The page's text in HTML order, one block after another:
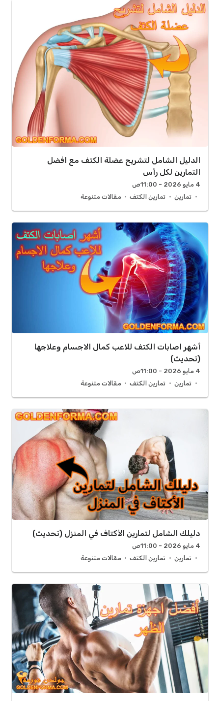
الدليل الشامل لتشريح عضلة الكتف مع افضل
التمارين لكل رأس
4 مايو 2026 - 11:00ص
تمارين
تمارين الكتف مقالات متنوعة
أشهر اصابات الكتف للاعب كمال الاجسام وعلاجها
(تحديث)
4 مايو 2026 - 11:00ص
تمارين
تمارين الكتف مقالات متنوعة
دليلك الشامل لتمارين الأكتاف في المنزل (تحديث)
4 مايو 2026 - 11:00ص
تمارين
تمارين الكتف مقالات متنوعة